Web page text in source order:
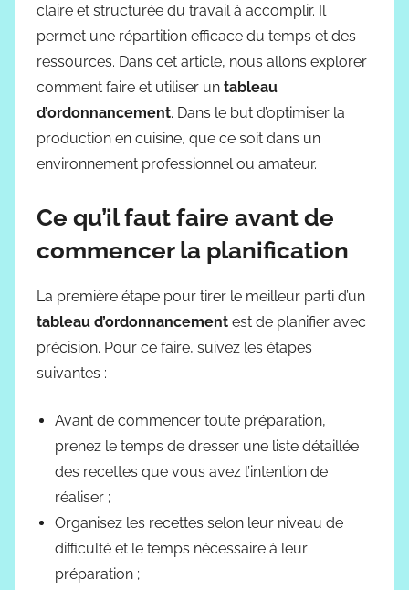
claire et structurée du travail à accomplir. Il
permet une répartition efficace du temps et des
ressources. Dans cet article, nous allons explorer
comment faire et utiliser un tableau
d’ordonnancement. Dans le but d’optimiser la
production en cuisine, que ce soit dans un
environnement professionnel ou amateur.
Ce qu’il faut faire avant de
commencer la planification
La première étape pour tirer le meilleur parti d’un
tableau d’ordonnancement est de planifier avec
précision. Pour ce faire, suivez les étapes
suivantes :
Avant de commencer toute préparation,
prenez le temps de dresser une liste détaillée
des recettes que vous avez l’intention de
réaliser ;
Organisez les recettes selon leur niveau de
difficulté et le temps nécessaire à leur
préparation ;